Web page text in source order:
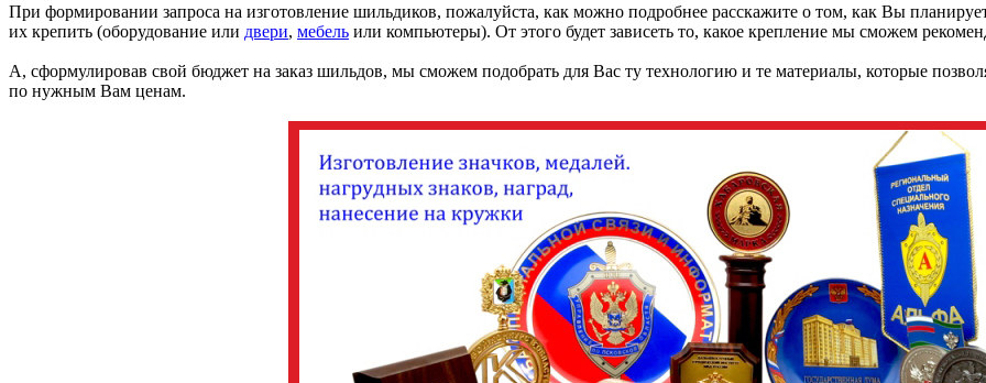
При формировании запроса на изготовление шильдиков, пожалуйста, как можно подробнее расскажите о том, как Вы
их крепить (оборудование или двери, мебель или компьютеры). От этого будет зависеть то, какое крепление мы сможем
А, сформулировав свой бюджет на заказ шильдов, мы сможем подобрать для Вас ту технологию и те материалы, которые
по нужным Вам ценам.